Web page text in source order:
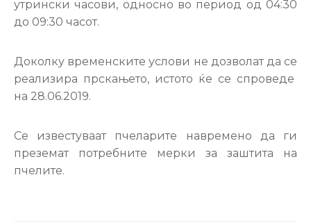
утрински часови, односно во период од 04:30
до 09:30 часот.
Доколку временските услови не дозволат да се
реализира прскањето, истото ќе се спроведе
на 28.06.2019.
Се известуваат пчеларите навремено да ги
преземат потребните мерки за заштита на
пчелите.